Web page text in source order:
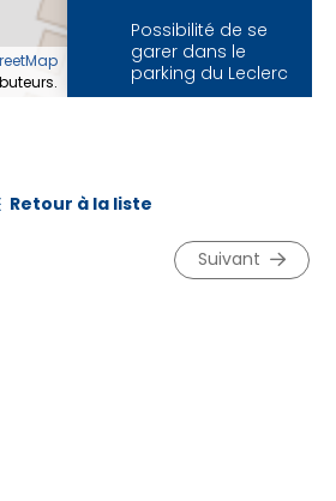
Possibilité de se
garer dans le
parking du Leclerc
retour à la liste
suivant